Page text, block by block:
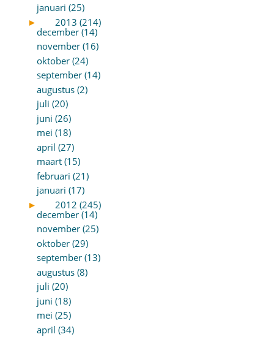
januari (25)
►
2013 (214)
december (14)
november (16)
oktober (24)
september (14)
augustus (2)
juli (20)
juni (26)
mei (18)
april (27)
maart (15)
februari (21)
januari (17)
►
2012 (245)
december (14)
november (25)
oktober (29)
september (13)
augustus (8)
juli (20)
juni (18)
mei (25)
april (34)